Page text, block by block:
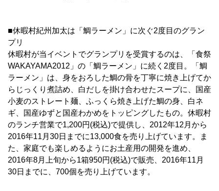
■休暇村紀州加太は「鯛ラーメン」に次ぐ2度目のグラン
プリ
休暇村が当イベントでグランプリを受賞するのは、「食祭
WAKAYAMA2012」の「鯛ラーメン」に続く2度目。「鯛
ラーメン」は、身をおろした鯛の骨を丁寧に焼き上げてか
らじっくり煮詰め、白だしを掛け合わせたスープに、国産
小麦のストレート麺、ふっくら焼き上げた鯛の身、白ネ
ギ、国産ゆずと国産わかめをトッピングしたもの。休暇村
のランチ営業で1,200円(税込)で提供し、2012年12月から
2016年11月30日までに13,000食を売り上げています。ま
た、家庭でも楽しめるようにお土産用の開発を進め、
2016年8月上旬から1箱950円(税込)で販売、2016年11月
30日までに、700個を売り上げています。